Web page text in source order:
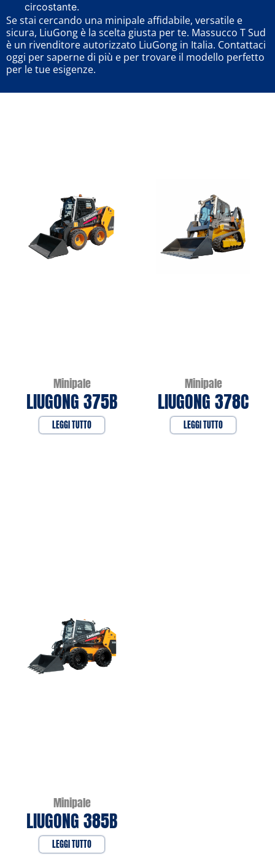
circostante.
Se stai cercando una minipale affidabile, versatile e
sicura, LiuGong è la scelta giusta per te. Massucco T Sud
è un rivenditore autorizzato LiuGong in Italia. Contattaci
oggi per saperne di più e per trovare il modello perfetto
per le tue esigenze.
Minipale
LIUGONG 375B
LEGGI TUTTO
Minipale
LIUGONG 378C
LEGGI TUTTO
Minipale
LIUGONG 385B
LEGGI TUTTO